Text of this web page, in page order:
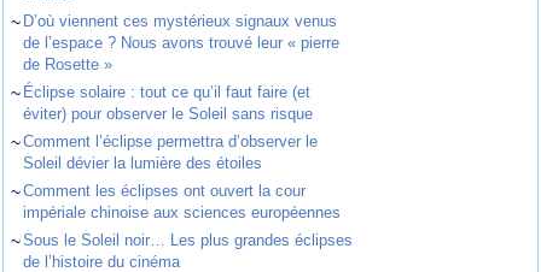
~ D’où viennent ces mystérieux signaux venus
de l’espace ? Nous avons trouvé leur « pierre
de Rosette »
~ Éclipse solaire : tout ce qu’il faut faire (et
éviter) pour observer le Soleil sans risque
~Comment l’éclipse permettra d’observer le
Soleil dévier la lumière des étoiles
~Comment les éclipses ont ouvert la cour
impériale chinoise aux sciences européennes
~Sous le Soleil noir… Les plus grandes éclipses
de l’histoire du cinéma